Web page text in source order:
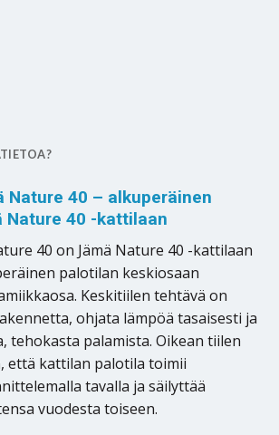
Nature 40 – alkuperäinen
40 -kattilaan
40 on Jämä Nature 40 -kattilaan
palotilan keskiosaan
Keskitiilen tehtävä on
ohjata lämpöä tasaisesti ja
tehokasta palamista. Oikean tiilen
että kattilan palotila toimii
tavalla ja säilyttää
vuodesta toiseen.